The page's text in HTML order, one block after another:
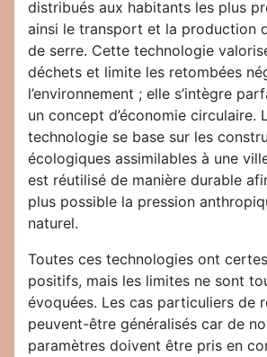
distribués aux habitants les plus
ainsi le transport et la production
de serre. Cette technologie
déchets et limite les retombées
l’environnement ; elle s’intègre
un concept d’économie circulaire.
technologie se base sur les
écologiques assimilables à une
est réutilisé de manière durable
plus possible la pression
naturel.
Toutes ces technologies ont
positifs, mais les limites ne sont
évoquées. Les cas particuliers de
peuvent-être généralisés car de
paramètres doivent être pris en